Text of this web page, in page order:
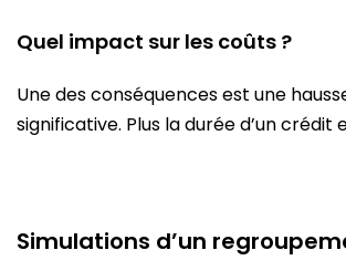
Quel impact sur les coûts ?
Une des conséquences est une
significative. Plus la durée d’un
Simulations d’un